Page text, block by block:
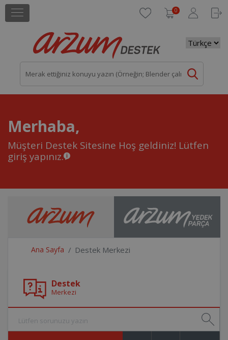
0
Merhaba,
Müşteri Destek Sitesine Hoş geldiniz! Lütfen
giriş yapınız.
Ana Sayfa Destek Merkezi
Destek
Merkezi